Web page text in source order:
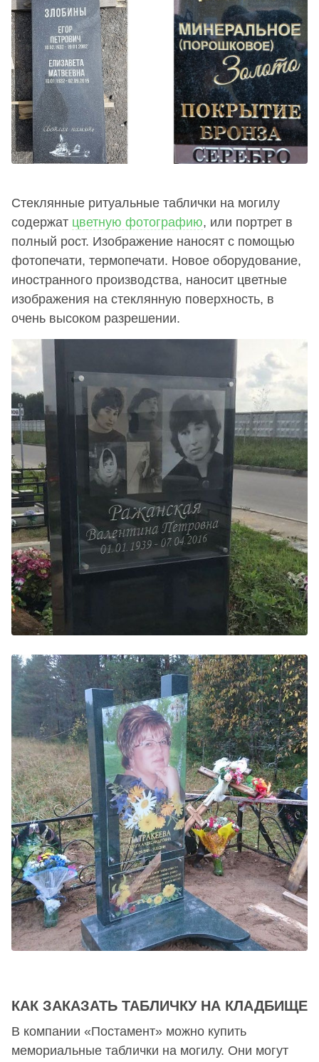
Стеклянные ритуальные таблички на могилу
содержат цветную фотографию, или портрет в
полный рост. Изображение наносят с помощью
фотопечати, термопечати. Новое оборудование,
иностранного производства, наносит цветные
изображения на стеклянную поверхность, в
очень высоком разрешении.
КАК ЗАКАЗАТЬ ТАБЛИЧКУ НА КЛАДБИЩЕ
В компании «Постамент» можно купить
мемориальные таблички на могилу. Они могут